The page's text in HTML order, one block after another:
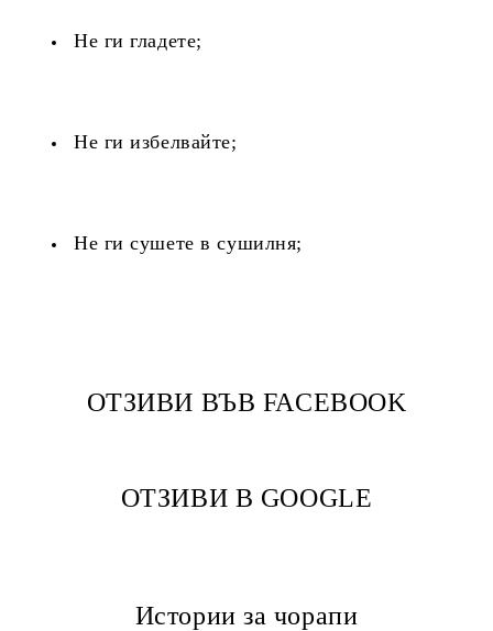
Не ги гладете;
Не ги избелвайте;
Не ги сушете в сушилня;
ОТЗИВИ ВЪВ FACEBOOK
ОТЗИВИ В GOOGLE
Истории за чорапи